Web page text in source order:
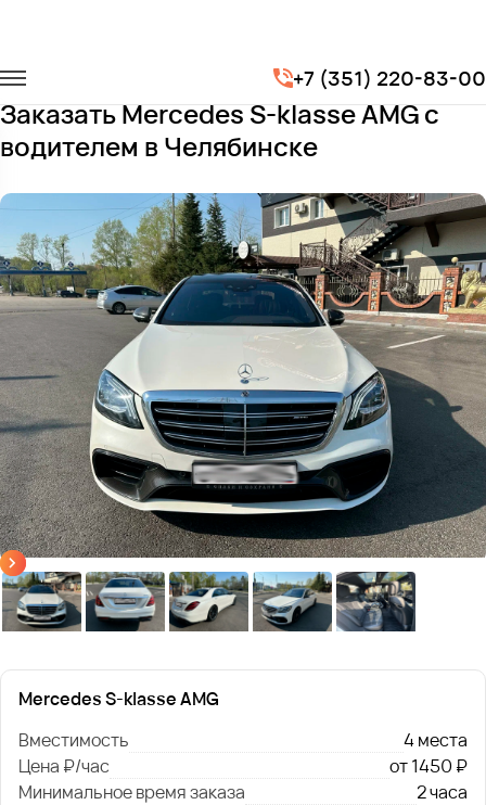
+7 (351) 220-83-00
Легковые автомобили
Mercedes S-klasse AMG
Заказать Mercedes S-klasse AMG с
водителем в Челябинске
Mercedes S-klasse AMG
Вместимость
4 места
Цена ₽/час
от 1450 ₽
Минимальное время заказа
2 часа